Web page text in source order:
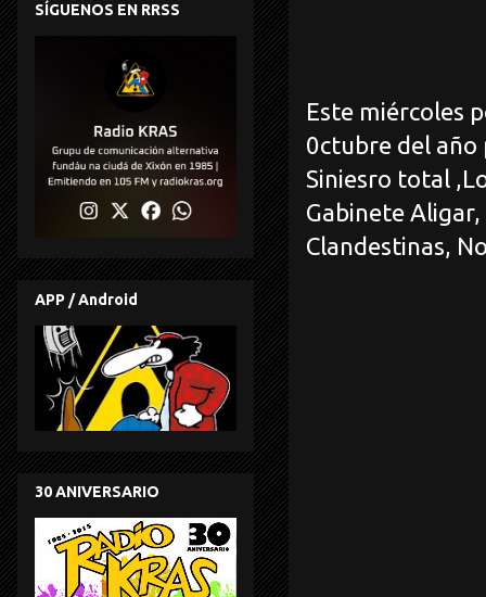
Este miércoles
0ctubre del año
Siniesro total
Gabinete
Clandestinas,
SÍGUENOS EN RRSS
APP / Android
30 ANIVERSARIO